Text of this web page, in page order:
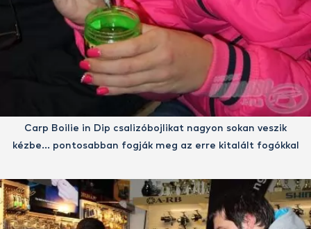
Carp Boilie in Dip csalizóbojlikat nagyon sokan veszik
kézbe... pontosabban fogják meg az erre kitalált fogókkal